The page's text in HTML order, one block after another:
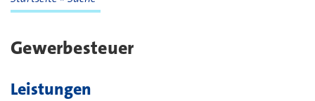
Gewerbesteuer
Leistungen